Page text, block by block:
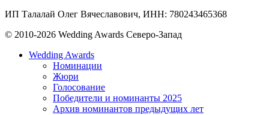
ИП Талалай Олег Вячеславович, ИНН: 780243465368
© 2010-2026 Wedding Awards Северо-Запад
Wedding Awards
Номинации
Жюри
Голосование
Победители и номинанты 2025
Архив номинантов предыдущих лет